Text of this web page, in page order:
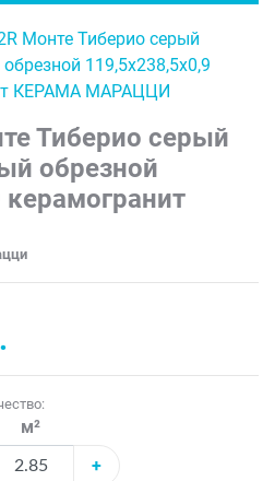
Тиберио серый
обрезной
м²
+